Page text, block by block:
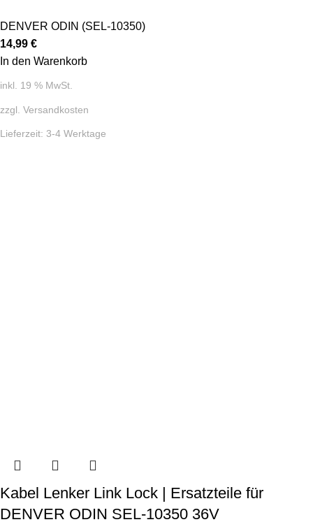
DENVER ODIN (SEL-10350)
14,99 €
In den Warenkorb
inkl. 19 % MwSt.
zzgl. Versandkosten
Lieferzeit: 3-4 Werktage
Kabel Lenker Link Lock | Ersatzteile für
DENVER ODIN SEL-10350 36V